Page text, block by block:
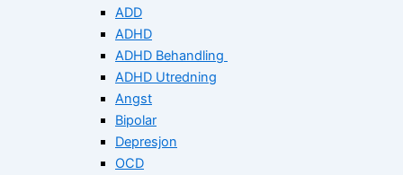
ADD
ADHD
ADHD Behandling
ADHD Utredning
Angst
Bipolar
Depresjon
OCD